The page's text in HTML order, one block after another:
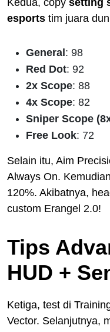
esports tim juara
General: 98
Red Dot: 92
2x Scope: 88
4x Scope: 82
Sniper Scope
Free Look: 72
Selain itu, Aim
Always On.
120%. Akibatnya,
custom Erangel 2.0!
Tips
HUD +
Ketiga, test di
Vector. Selanjutnya,